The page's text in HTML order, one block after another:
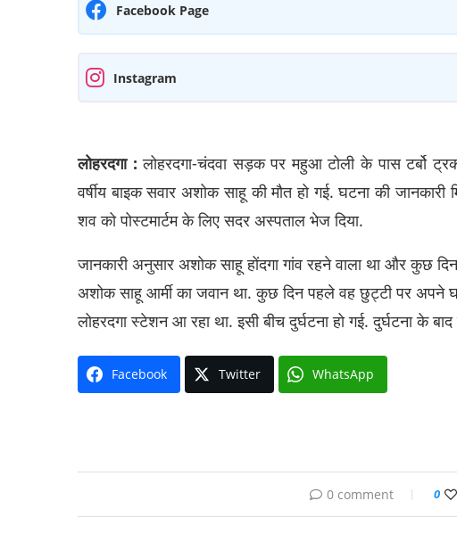
Facebook Page
Instagram
लोहरदगा : लोहरदगा-चंदवा सड़क पर महुआ टोली के पास टर्बो
वर्षीय बाइक सवार अशोक साहू की मौत हो गई. घटना की
शव को पोस्टमार्टम के लिए सदर अस्पताल भेज दिया.
जानकारी अनुसार अशोक साहू होंदगा गांव रहने वाला था और कुछ
अशोक साहू आर्मी का जवान था. कुछ दिन पहले वह छुट्टी पर
लोहरदगा स्टेशन आ रहा था. इसी बीच दुर्घटना हो गई. दुर्घटना के
Facebook Twitter WhatsApp
0 comment 0